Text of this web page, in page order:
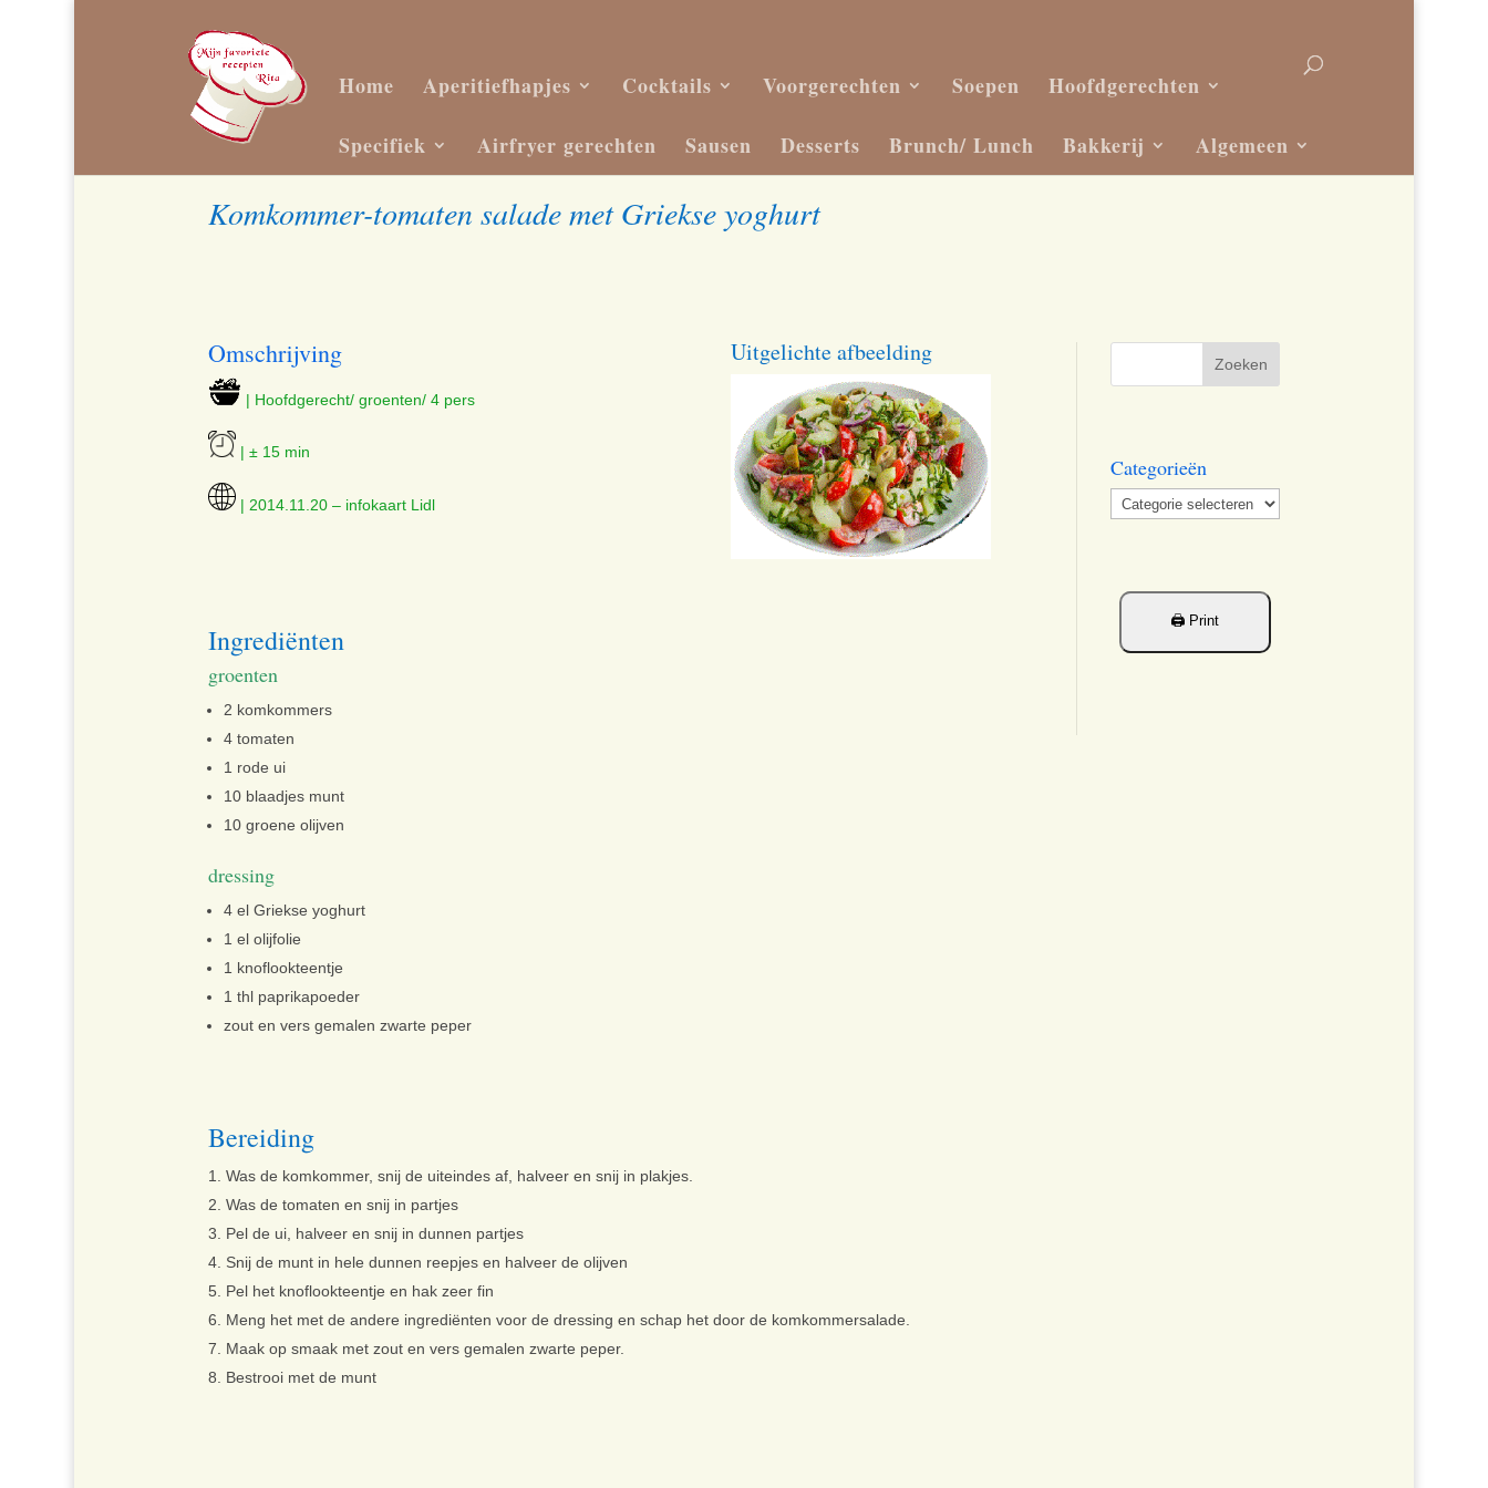
Home Aperitiefhapjes Cocktails Voorgerechten Soepen Hoofdgerechten
Specifiek Airfryer gerechten Sausen Desserts Brunch/ Lunch Bakkerij Algemeen
Komkommer-tomaten salade met Griekse yoghurt
Omschrijving
| Hoofdgerecht/ groenten/ 4 pers
| ± 15 min
| 2014.11.20 – infokaart Lidl
Uitgelichte afbeelding
Ingrediënten
groenten
2 komkommers
4 tomaten
1 rode ui
10 blaadjes munt
10 groene olijven
dressing
4 el Griekse yoghurt
1 el olijfolie
1 knoflookteentje
1 thl paprikapoeder
zout en vers gemalen zwarte peper
Bereiding
Was de komkommer, snij de uiteindes af, halveer en snij in plakjes.
Was de tomaten en snij in partjes
Pel de ui, halveer en snij in dunnen partjes
Snij de munt in hele dunnen reepjes en halveer de olijven
Pel het knoflookteentje en hak zeer fin
Meng het met de andere ingrediënten voor de dressing en schap het door de komkommersalade.
Maak op smaak met zout en vers gemalen zwarte peper.
Bestrooi met de munt
Categorieën
Categorieën